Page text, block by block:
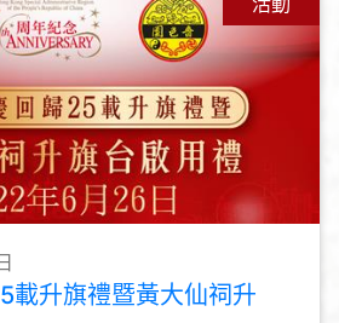
載升旗禮暨黃大仙祠升